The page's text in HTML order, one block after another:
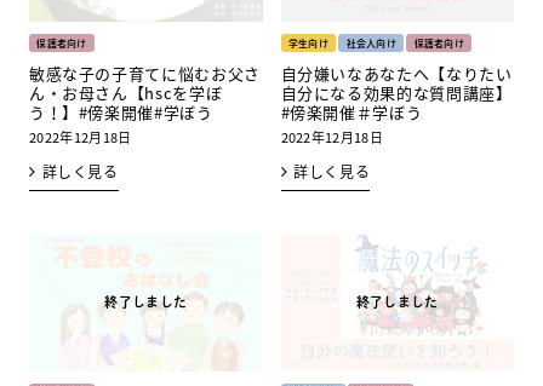
保護者向け
敏感な子の子育てに悩むお父さ
ん・お母さん【hscを学ぼ
う！】#傍楽開催#学ぼう
2022年12月18日
詳しく見る
学生向け 社会人向け 保護者向け
自分嫌いなあなたへ【なりたい
自分になる効果的な質問講座】
#傍楽開催＃学ぼう
2022年12月18日
詳しく見る